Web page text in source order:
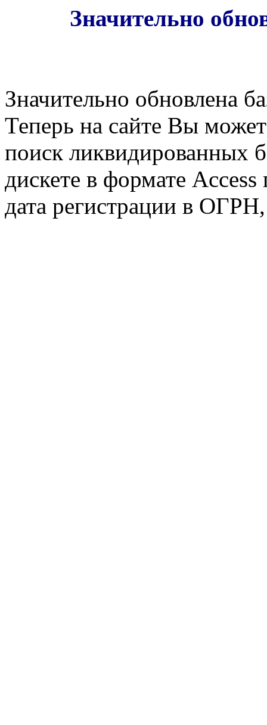
Значительно
Значительно обновлена
Теперь на сайте Вы
поиск ликвидированных
дискете в формате
дата регистрации в